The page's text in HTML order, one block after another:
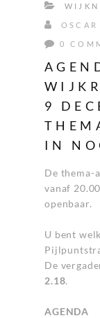
OSCAR
0
9
IN
De thema-
vanaf
openbaar.
U bent
De
2.18.
AGENDA